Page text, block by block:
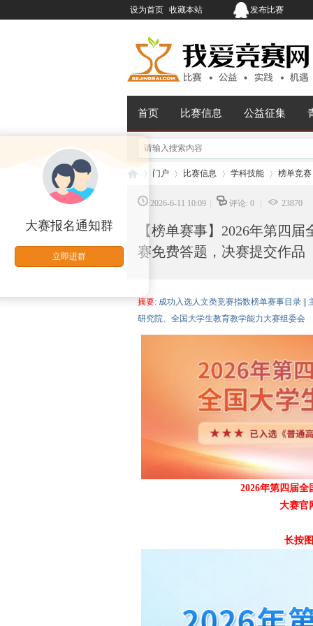
设为首页 收藏本站 发布比赛
首页 比赛信息 公益征集
门户
›
比赛信息 学科技能
›
榜单竞赛
2026-6-11 10:09 评论: 0 23870
【榜单赛事】2026年第四
赛免费答题，决赛提交作品
摘要: 成功入选人文类竞赛指数榜单赛事目录 ||
研究院、全国大学生教育教学能力大赛组委会
2026年第四届
大赛官
长按
大赛报名通知群
立即进群